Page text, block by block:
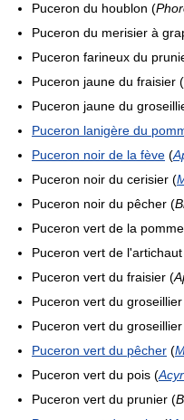
Puceron du houblon (
Puceron du merisier à
Puceron farineux du
Puceron jaune du fraisier (
Puceron jaune du
Puceron lanigère du
Puceron noir de la fève (
Puceron noir du cerisier (
Puceron noir du pêcher (
Puceron vert de la
Puceron vert de
Puceron vert du fraisier (
Puceron vert du
Puceron vert du
Puceron vert du pêcher (
Puceron vert du pois (
Puceron vert du prunier (